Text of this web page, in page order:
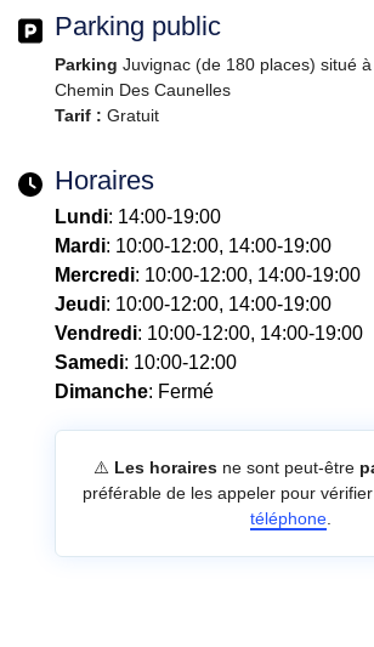
Parking public
Parking Juvignac (de 180 places) situé à
Chemin Des Caunelles
Tarif : Gratuit
Horaires
Lundi: 14:00-19:00
Mardi: 10:00-12:00, 14:00-19:00
Mercredi: 10:00-12:00, 14:00-19:00
Jeudi: 10:00-12:00, 14:00-19:00
Vendredi: 10:00-12:00, 14:00-19:00
Samedi: 10:00-12:00
Dimanche: Fermé
⚠️ Les horairesne sont peut-être
préférable de les appeler pour
téléphone.